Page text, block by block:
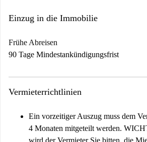
Einzug in die Immobilie
Frühe Abreisen
90 Tage Mindestankündigungsfrist
Vermieterrichtlinien
Ein vorzeitiger Auszug muss dem
4 Monaten mitgeteilt werden.
wird der Vermieter Sie bitten, die